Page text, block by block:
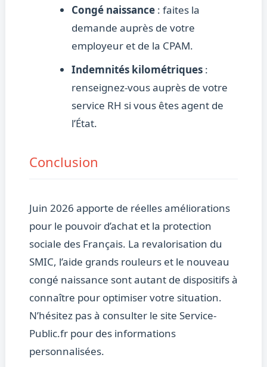
Congé naissance: faites la
demande auprès de votre
employeur et de la CPAM.
Indemnités kilométriques:
renseignez-vous auprès de votre
service RH si vous êtes agent de
l’État.
Conclusion
Juin 2026 apporte de réelles améliorations
pour le pouvoir d’achat et la protection
sociale des Français. La revalorisation du
SMIC, l’aide grands rouleurs et le nouveau
congé naissance sont autant de dispositifs à
connaître pour optimiser votre situation.
N’hésitez pas à consulter le site Service-
Public.fr pour des informations
personnalisées.